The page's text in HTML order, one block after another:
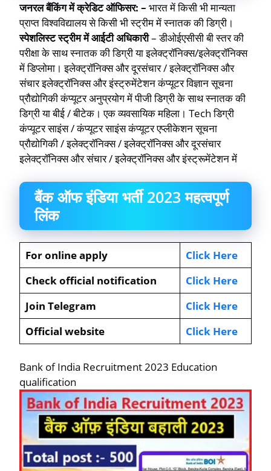
जनरल बैंकिंग में क्रेडिट ऑफिसर: – भारत में किसी भी मान्यता
प्राप्त विश्वविद्यालय से किसी भी स्ट्रीम में स्नातक की डिग्री।
स्पेशलिस्ट स्ट्रीम में आईटी अधिकारी– डीओईएसीसी बी स्तर की
परीक्षा के साथ स्नातक की डिग्री या इलेक्ट्रॉनिक्स/इलेक्ट्रॉनिक्स
में डिप्लोमा। इलेक्ट्रॉनिक्स और दूरसंचार / इलेक्ट्रॉनिक्स और
संचार इलेक्ट्रॉनिक्स और इंस्ट्रुमेंटेशन कंप्यूटर विज्ञान सूचना
प्रौद्योगिकी कंप्यूटर अनुप्रयोग में पीजी डिग्री के साथ स्नातक की
डिग्री या बीई / बीटेक। एक व्यवसायिक महिला। Tech डिग्री
कंप्यूटर साइंस / कंप्यूटर साइंस कंप्यूटर एप्लीकेशन सूचना
प्रौद्योगिकी / इलेक्ट्रॉनिक्स / इलेक्ट्रॉनिक्स और दूरसंचार
इलेक्ट्रॉनिक्स और संचार / इलेक्ट्रॉनिक्स और इंस्ट्रूमेंटेशन में
बैंक ऑफ इंडिया भर्ती 2023 महत्वपूर्ण
लिंक
For online apply
Click Here
Check official notification
Click Here
Join Telegram
Click Here
Official website
Click Here
Bank of India Recruitment 2023 Education
qualification